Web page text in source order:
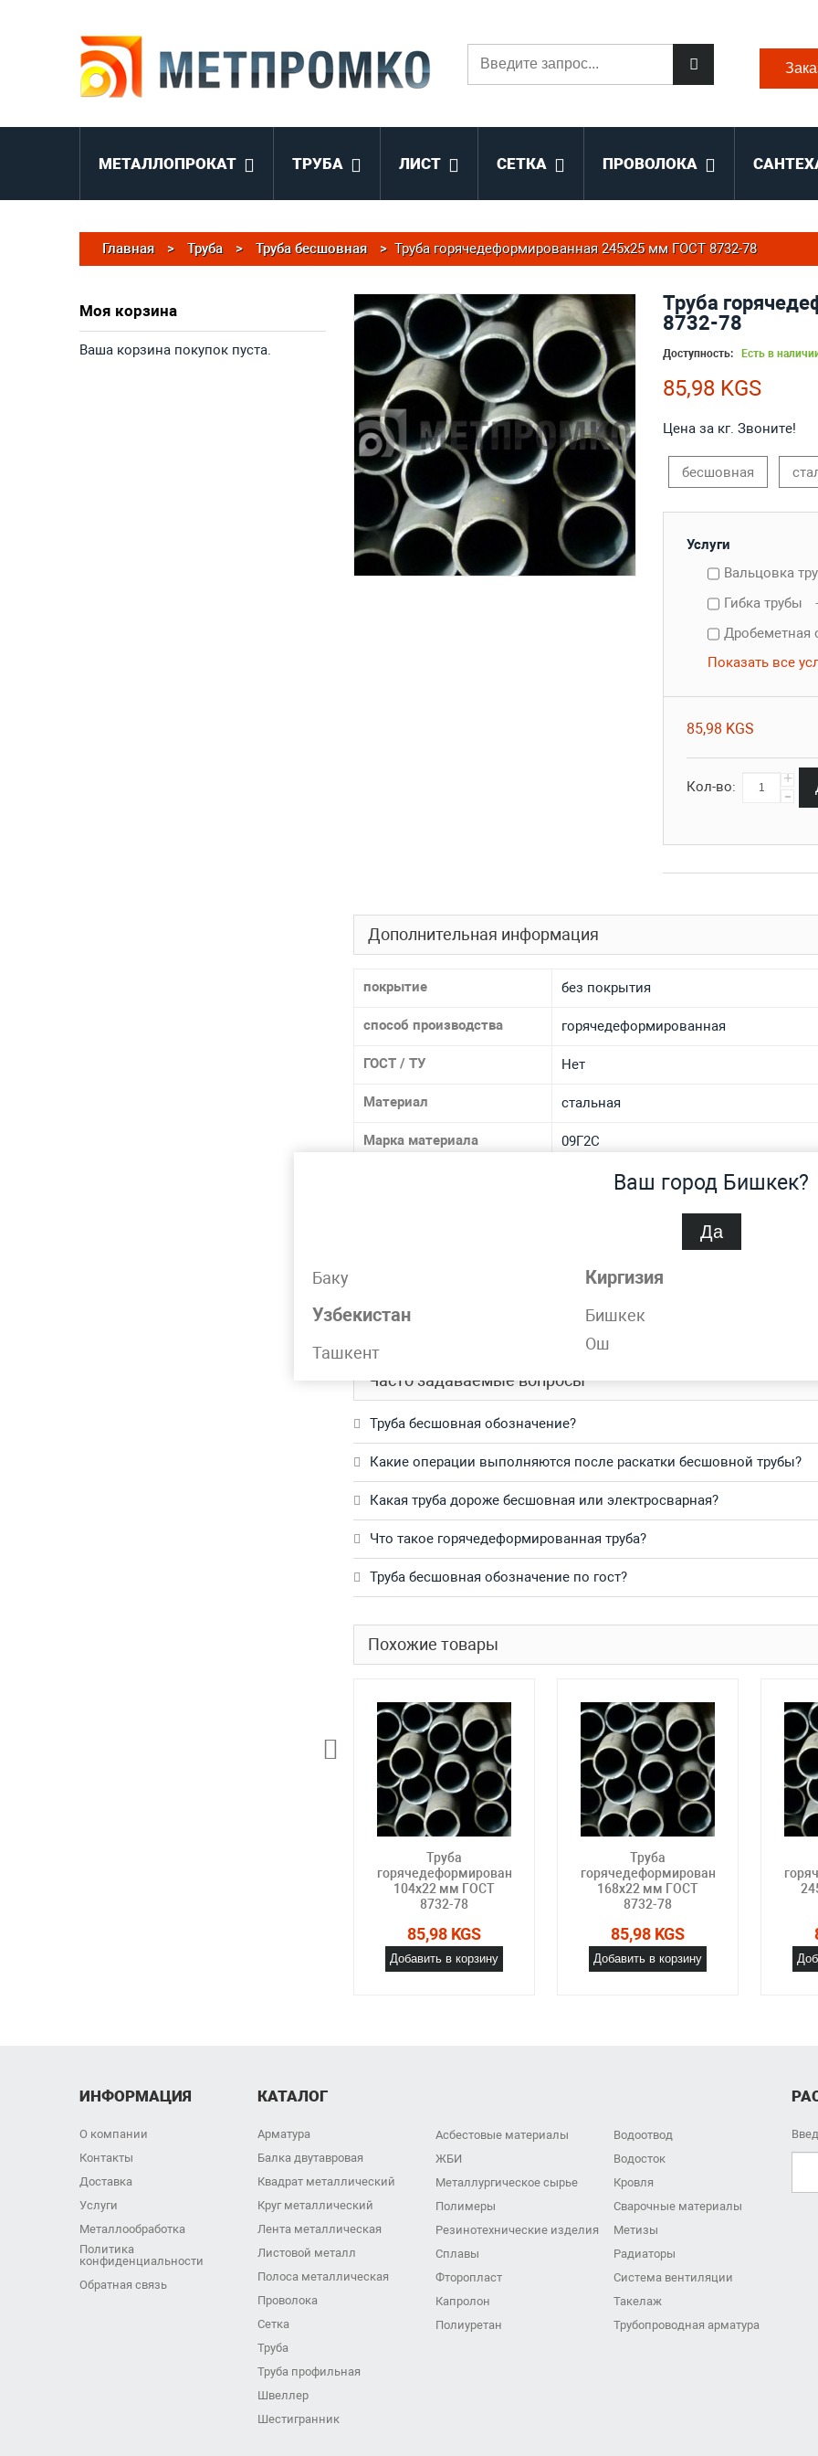
Ваш город Бишкек?
Да
Баку
Узбекистан
Ташкент
Киргизия
Бишкек
Ош
МЕТАЛЛОПРОКАТ ТРУБА ЛИСТ СЕТКА ПРОВОЛОКА
Главная > Труба > Труба бесшовная > Труба горячедеформированная 245х25 мм ГОСТ 8732-78
Труба
8732-78
Доступность: Есть в
85,98 KGS
Цена за кг. Звоните!
бесшовная
Услуги
Вальцовка
Гибка трубы
Дробеметная
Показать все
85,98 KGS
Кол-во: +
-
Дополнительная информация
покрытие без покрытия
способ производства горячедеформированная
ГОСТ / ТУ Нет
Материал стальная
Марка материала 09Г2С
Труба горячедеформированная 245х25 мм ГОСТ 8732-78 всегда в
Обращайтесь и получите выгодные цены за кг и самую быструю
Часто задаваемые вопросы
Труба бесшовная обозначение?
Какие операции выполняются после раскатки бесшовной трубы?
Какая труба дороже бесшовная или электросварная?
Что такое горячедеформированная труба?
Труба бесшовная обозначение по гост?
Похожие товары
Труба
горячедеформированная
104х22 мм ГОСТ
8732-78
85,98 KGS
Добавить в корзину
Труба
горячедеформированная
168х22 мм ГОСТ
8732-78
85,98 KGS
Добавить в корзину
Моя корзина
Ваша корзина покупок пуста.
ИНФОРМАЦИЯ
О компании
Контакты
Доставка
Услуги
Металлообработка
Политика
конфиденциальности
Обратная связь
КАТАЛОГ
Арматура
Балка двутавровая
Квадрат металлический
Круг металлический
Лента металлическая
Листовой металл
Полоса металлическая
Проволока
Сетка
Труба
Труба профильная
Швеллер
Шестигранник
Асбестовые материалы
ЖБИ
Металлургическое сырье
Полимеры
Резинотехнические изделия
Сплавы
Фторопласт
Капролон
Полиуретан
Водоотвод
Водосток
Кровля
Сварочные материалы
Метизы
Радиаторы
Система вентиляции
Такелаж
Трубопроводная арматура